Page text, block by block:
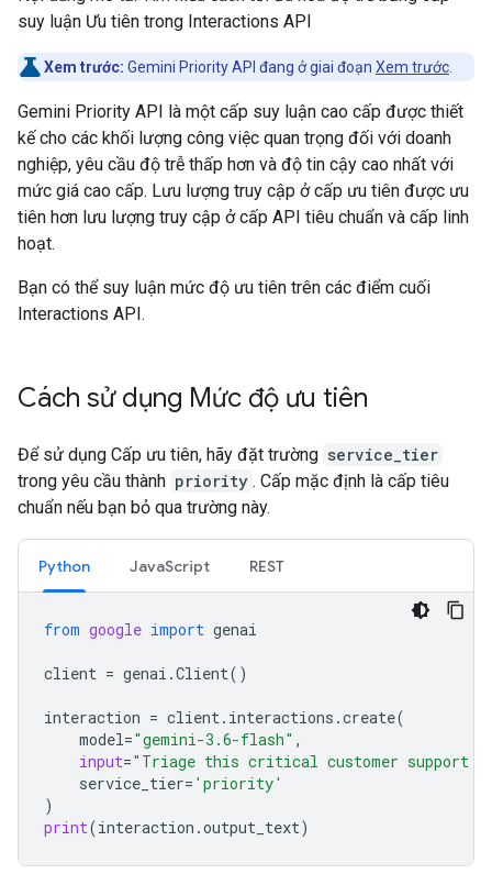
suy luận Ưu tiên trong Interactions API
Xem trước: Gemini Priority API đang ở giai đoạn Xem trước
Gemini Priority API là một cấp suy luận cao cấp được thiết
kế cho các khối lượng công việc quan trọng đối với doanh
nghiệp, yêu cầu độ trễ thấp hơn và độ tin cậy cao nhất với
mức giá cao cấp. Lưu lượng truy cập ở cấp ưu tiên được ưu
tiên hơn lưu lượng truy cập ở cấp API tiêu chuẩn và cấp linh
hoạt.
Bạn có thể suy luận mức độ ưu tiên trên các điểm cuối
Interactions API.
Cách sử dụng Mức độ ưu tiên
Để sử dụng Cấp ưu tiên, hãy đặt trường service_tier
trong yêu cầu thành priority . Cấp mặc định là cấp tiêu
chuẩn nếu bạn bỏ qua trường này.
Python JavaScript REST
from google import genai
client = genai .Client()
interaction = client. interactions .create(
model="gemini-3.6-flash" ,
input="Triage this critical customer support
service_tier= 'priority'
)
print(interaction .output_text)